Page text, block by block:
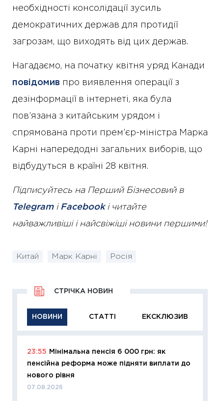
необхідності консолідації зусиль
демократичних держав для протидії
загрозам, що виходять від цих держав.
Нагадаємо, на початку квітня уряд Канади
повідомив про виявлення операції з
дезінформації в інтернеті, яка була
пов’язана з китайським урядом і
спрямована проти прем’єр-міністра Марка
Карні напередодні загальних виборів, що
відбудуться в країні 28 квітня.
Підписуйтесь на Перший Бізнесовий в
Telegramі Facebookі читайте
найважливіші і найсвіжіші новини першими!
Китай Марк Карні Росія
НОВИНИ СТАТТІ ЕКСКЛЮЗИВ
СТРІЧКА НОВИН
23:55
Мінімальна пенсія 6 000 грн: як
пенсійна реформа може підняти виплати до
нового рівня
07.08.2026